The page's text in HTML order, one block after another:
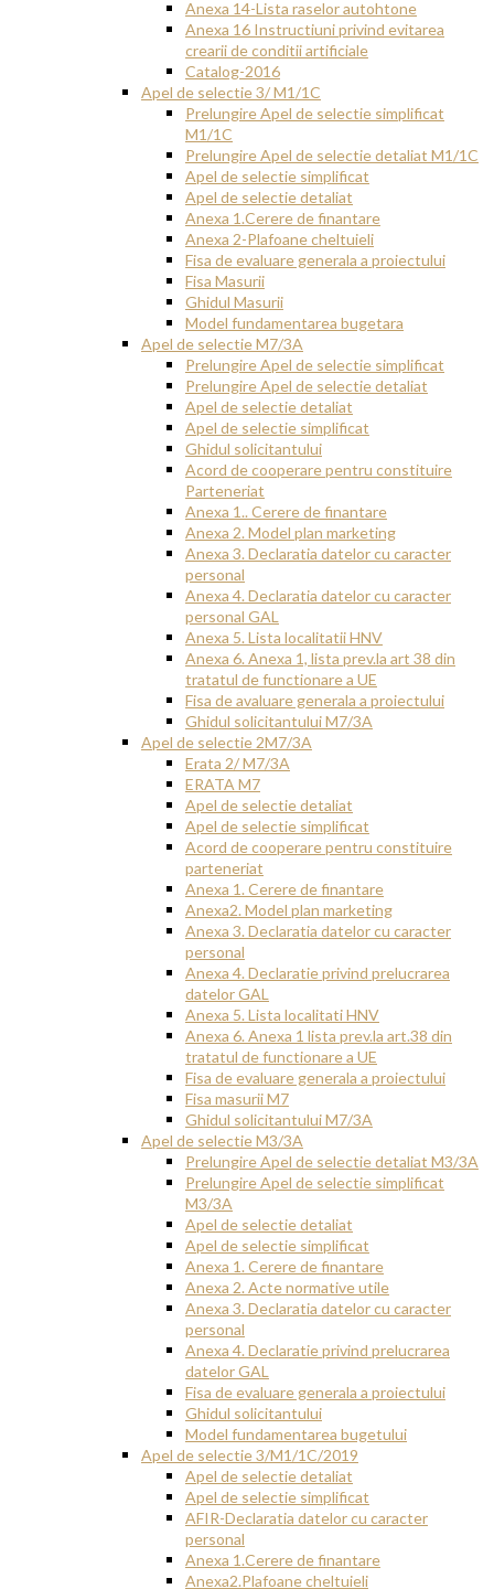
Anexa 14-Lista raselor autohtone
Anexa 16 Instructiuni privind evitarea
crearii de conditii artificiale
Catalog-2016
Apel de selectie 3/ M1/1C
Prelungire Apel de selectie simplificat
M1/1C
Prelungire Apel de selectie detaliat M1/1C
Apel de selectie simplificat
Apel de selectie detaliat
Anexa 1.Cerere de finantare
Anexa 2-Plafoane cheltuieli
Fisa de evaluare generala a proiectului
Fisa Masurii
Ghidul Masurii
Model fundamentarea bugetara
Apel de selectie M7/3A
Prelungire Apel de selectie simplificat
Prelungire Apel de selectie detaliat
Apel de selectie detaliat
Apel de selectie simplificat
Ghidul solicitantului
Acord de cooperare pentru constituire
Parteneriat
Anexa 1.. Cerere de finantare
Anexa 2. Model plan marketing
Anexa 3. Declaratia datelor cu caracter
personal
Anexa 4. Declaratia datelor cu caracter
personal GAL
Anexa 5. Lista localitatii HNV
Anexa 6. Anexa 1, lista prev.la art 38 din
tratatul de functionare a UE
Fisa de avaluare generala a proiectului
Ghidul solicitantului M7/3A
Apel de selectie 2M7/3A
Erata 2/ M7/3A
ERATA M7
Apel de selectie detaliat
Apel de selectie simplificat
Acord de cooperare pentru constituire
parteneriat
Anexa 1. Cerere de finantare
Anexa2. Model plan marketing
Anexa 3. Declaratia datelor cu caracter
personal
Anexa 4. Declaratie privind prelucrarea
datelor GAL
Anexa 5. Lista localitati HNV
Anexa 6. Anexa 1 lista prev.la art.38 din
tratatul de functionare a UE
Fisa de evaluare generala a proiectului
Fisa masurii M7
Ghidul solicitantului M7/3A
Apel de selectie M3/3A
Prelungire Apel de selectie detaliat M3/3A
Prelungire Apel de selectie simplificat
M3/3A
Apel de selectie detaliat
Apel de selectie simplificat
Anexa 1. Cerere de finantare
Anexa 2. Acte normative utile
Anexa 3. Declaratia datelor cu caracter
personal
Anexa 4. Declaratie privind prelucrarea
datelor GAL
Fisa de evaluare generala a proiectului
Ghidul solicitantului
Model fundamentarea bugetului
Apel de selectie 3/M1/1C/2019
Apel de selectie detaliat
Apel de selectie simplificat
AFIR-Declaratia datelor cu caracter
personal
Anexa 1.Cerere de finantare
Anexa2.Plafoane cheltuieli